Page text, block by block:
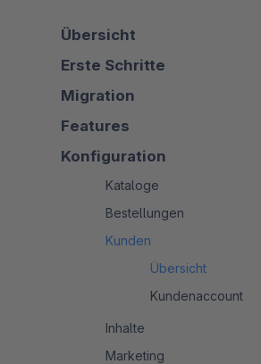
Übersicht
Erste Schritte
Migration
Features
Konfiguration
Kataloge
Bestellungen
Kunden
Übersicht
Kundenaccount
Inhalte
Marketing